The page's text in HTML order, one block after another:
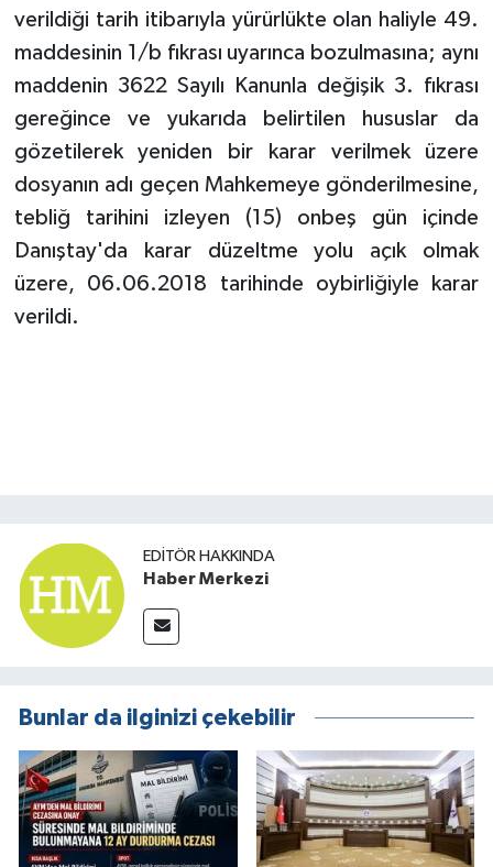
verildiği tarih itibarıyla yürürlükte olan haliyle 49.
maddesinin 1/b fıkrası uyarınca bozulmasına; aynı
maddenin 3622 Sayılı Kanunla değişik 3. fıkrası
gereğince ve yukarıda belirtilen hususlar da
gözetilerek yeniden bir karar verilmek üzere
dosyanın adı geçen Mahkemeye gönderilmesine,
tebliğ tarihini izleyen (15) onbeş gün içinde
Danıştay'da karar düzeltme yolu açık olmak
üzere, 06.06.2018 tarihinde oybirliğiyle karar
verildi.
EDITÖR HAKKINDA
Haber Merkezi
Bunlar da ilginizi çekebilir